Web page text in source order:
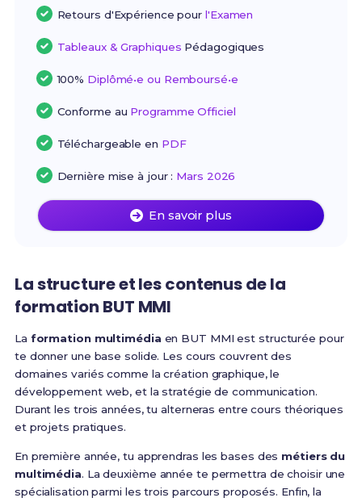
Retours d'Expérience pour l'Examen
Tableaux & Graphiques Pédagogiques
100% Diplômé•e ou Remboursé•e
Conforme au Programme Officiel
Téléchargeable en PDF
Dernière mise à jour : Mars 2026
En savoir plus
La structure et les contenus de la
formation BUT MMI
La formation multimédia en BUT MMI est structurée pour
te donner une base solide. Les cours couvrent des
domaines variés comme la création graphique, le
développement web, et la stratégie de communication.
Durant les trois années, tu alterneras entre cours théoriques
et projets pratiques.
En première année, tu apprendras les bases des métiers du
multimédia. La deuxième année te permettra de choisir une
spécialisation parmi les trois parcours proposés. Enfin, la